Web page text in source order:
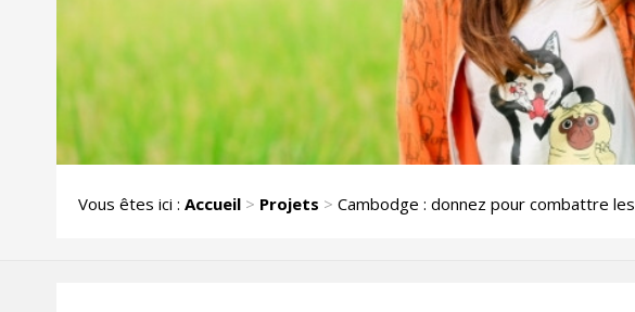
Vous êtes ici :Accueil > Projets >Cambodge : donnez pour combattre